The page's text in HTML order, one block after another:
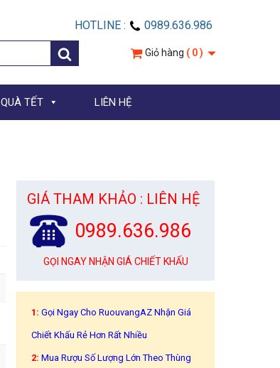
HOTLINE :
0989.636.986
Giỏ hàng ( 0 )
QUÀ TẾT LIÊN HỆ
GIÁ THAM KHẢO : LIÊN HỆ
0989.636.986
GỌI NGAY NHẬN GIÁ CHIẾT KHẤU
1:Gọi Ngay Cho RuouvangAZ Nhận Giá
Chiết Khấu Rẻ Hơn Rất Nhiều
2:Mua Rượu Số Lượng Lớn Theo Thùng